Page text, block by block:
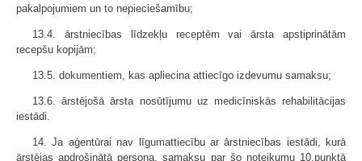
pakalpojumiem un to nepieciešamību;
13.4. ārstniecības līdzekļu receptēm vai ārsta apstiprinātām
recepšu kopijām;
13.5. dokumentiem, kas apliecina attiecīgo izdevumu samaksu;
13.6. ārstējošā ārsta nosūtījumu uz medicīniskās rehabilitācijas
iestādi.
14. Ja aģentūrai nav līgumattiecību ar ārstniecības iestādi, kurā
ārstējas apdrošinātā persona, samaksu par šo noteikumu 10.punktā